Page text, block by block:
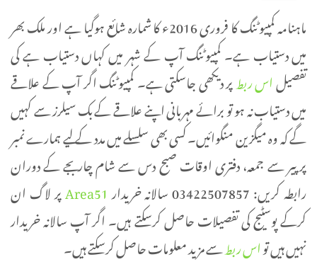
ماہنامہ کمپیوٹنگ کا فروری 2016ء کا شمارہ شائع ہوگیا ہے اور ملک بھر
میں دستیاب ہے۔ کمپیوٹنگ آپ کے شہر میں کہاں دستیاب ہے کی
تفصیلاس ربطپر دیکھی جاسکتی ہے۔ کمپیوٹنگ اگر آپ کے علاقے
میں دستیاب نہ ہو تو برائے مہربانی اپنے علاقے کے بک سیلرز سے کہیں
گے کہ وہ میگزین منگوائیں۔ کسی بھی سلسلے میں مدد کے لیے ہمارے نمبر
پر پیر سے جمعہ، دفتری اوقات صبح دس سے شام چار بجے کے دوران
رابطہ کریں: 03422507857 سالانہ خریدار
Area51پر لاگ ان
کرکے پوسٹیج کی تفصیلات حاصل کرسکتے ہیں۔ اگر آپ سالانہ خریدار
نہیں ہیں تواس ربطسے مزید معلومات حاصل کرسکتے ہیں۔